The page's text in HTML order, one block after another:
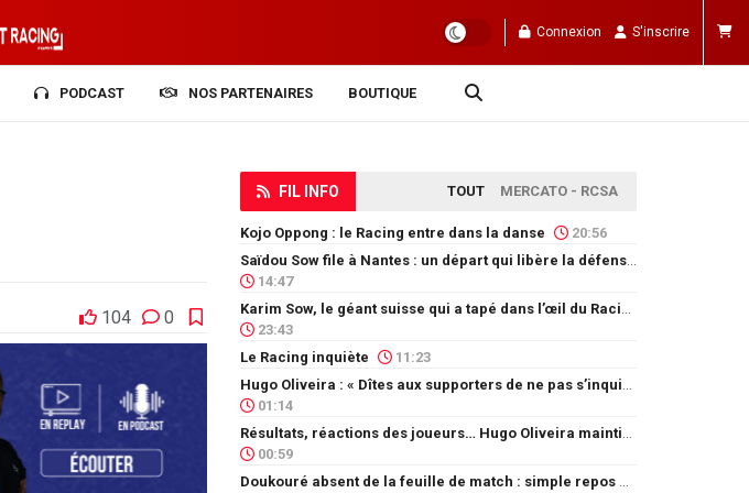
Connexion S'inscrire
PODCAST NOS PARTENAIRES BOUTIQUE
104 0
FIL INFO TOUT MERCATO - RCSA
Kojo Oppong : le Racing entre dans la danse 20:56
14:47
23:43
Le Racing inquiète
11:23
01:14
00:59